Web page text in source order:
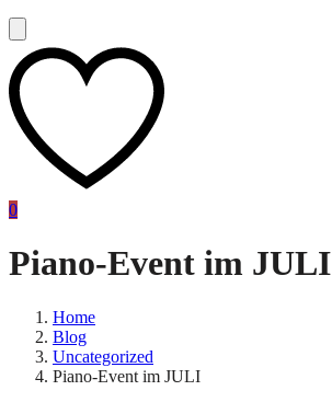
0
Piano-Event im JULI
Home
Blog
Uncategorized
Piano-Event im JULI